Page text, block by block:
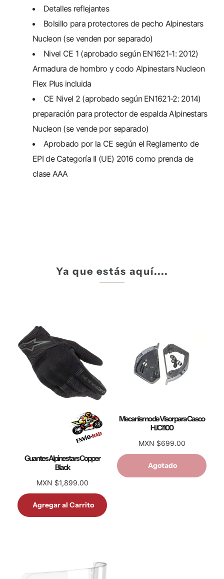
Detalles reflejantes
Bolsillo para protectores de pecho Alpinestars
Nucleon (se venden por separado)
Nivel CE 1 (aprobado según EN1621-1: 2012)
Armadura de hombro y codo Alpinestars Nucleon
Flex Plus incluida
CE Nivel 2 (aprobado según EN1621-2: 2014)
preparación para protector de espalda Alpinestars
Nucleon (se vende por separado)
Aprobado por la CE según el Reglamento de
EPI de Categoría II (UE) 2016 como prenda de
clase AAA
Ya que estás aquí....
Guantes Alpinestars Copper
Black
MXN $1,899.00
Agregar al Carrito
Mecanismo de Visor para Casco
HJC i100
MXN $699.00
Agotado